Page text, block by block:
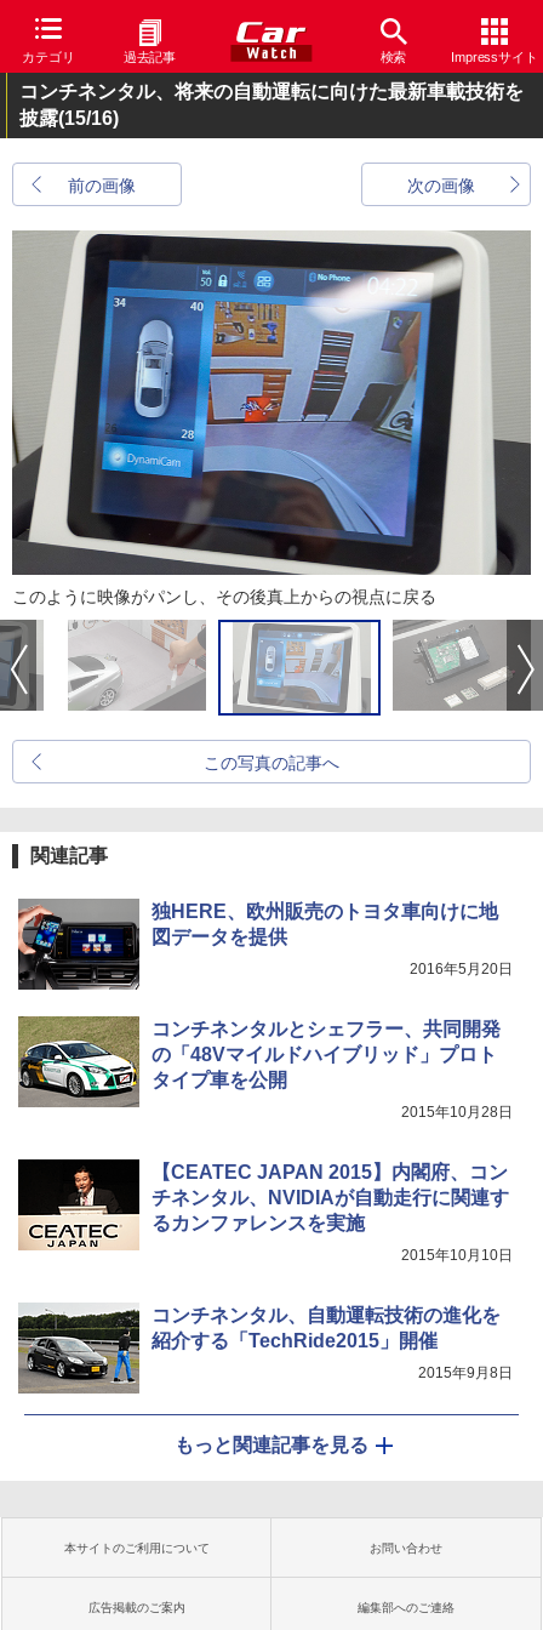
カテゴリ 過去記事 検索 Impressサイト
コンチネンタル、将来の自動運転に向けた最新車載技術を
披露(15/16)
前の画像 次の画像
このように映像がパンし、その後真上からの視点に戻る
この写真の記事へ
関連記事
独HERE、欧州販売のトヨタ車向けに地
図データを提供
2016年5月20日
コンチネンタルとシェフラー、共同開発
の「48Vマイルドハイブリッド」プロト
タイプ車を公開
2015年10月28日
【CEATEC JAPAN 2015】内閣府、コン
チネンタル、NVIDIAが自動走行に関連す
るカンファレンスを実施
2015年10月10日
コンチネンタル、自動運転技術の進化を
紹介する「TechRide2015」開催
2015年9月8日
もっと関連記事を見る
本サイトのご利用について お問い合わせ
広告掲載のご案内 編集部へのご連絡